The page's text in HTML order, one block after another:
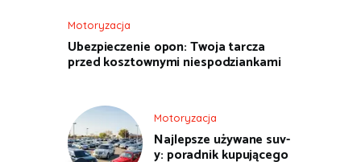
Motoryzacja
Ubezpieczenie opon: Twoja tarcza
przed kosztownymi niespodziankami
Motoryzacja
Najlepsze używane suv-
y: poradnik kupującego